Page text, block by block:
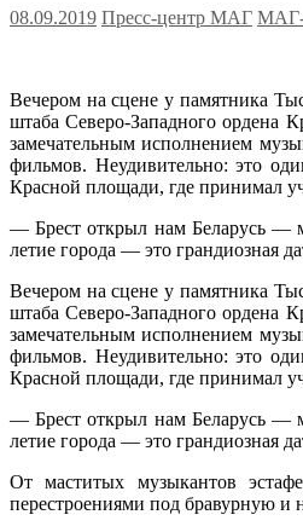
08.09.2019 Пресс-центр МАГ
Вечером на сцене у памятника
штаба Северо-Западного ордена
замечательным исполнением
фильмов. Неудивительно: это
Красной площади, где принимал
— Брест открыл нам Беларусь —
летие города — это грандиозная
Вечером на сцене у памятника
штаба Северо-Западного ордена
замечательным исполнением
фильмов. Неудивительно: это
Красной площади, где принимал
— Брест открыл нам Беларусь —
летие города — это грандиозная
От маститых музыкантов
перестроениями под бравурную и